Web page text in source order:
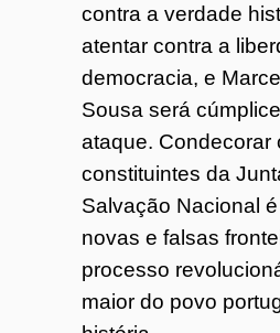
contra a verdade
atentar contra a
democracia, e
Sousa será
ataque. Condecorar
constituintes da
Salvação Nacional
novas e falsas
processo
maior do povo